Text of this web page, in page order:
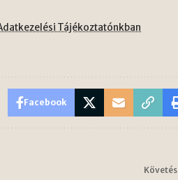
Tájékoztatónkban
Facebook
Követés